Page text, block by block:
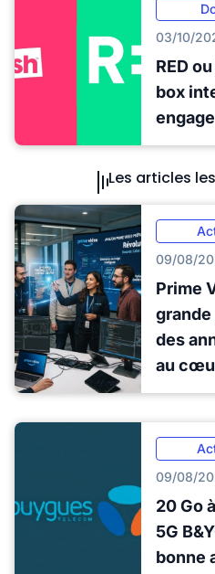
03/10/
RED
box
Les articles
09/08/
Prime
des
au
09/08/
20 Go
5G
bonne